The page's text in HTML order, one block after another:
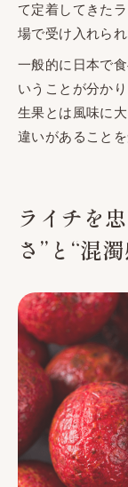
て定着してきた
場で受け入れら
一般的に日本で
いうことが分か
生果とは風味に
違いがあることを
ライチを
さ”と“混